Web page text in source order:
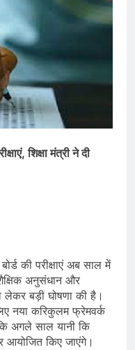
शिक्षा मंत्री ने दी
की परीक्षाएं अब साल में
अनुसंधान और
लेकर बड़ी घोषणा की है।
नया करिकुलम फ्रेमवर्क
अगले साल यानी कि
आयोजित किए जाएंगे।